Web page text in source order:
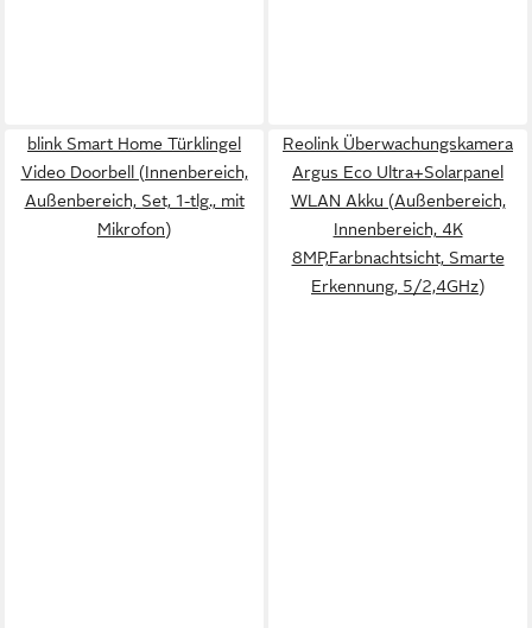
blink Smart Home Türklingel
Video Doorbell (Innenbereich,
Außenbereich, Set, 1-tlg., mit
Mikrofon)
Reolink Überwachungskamera
Argus Eco Ultra+Solarpanel
WLAN Akku (Außenbereich,
Innenbereich, 4K
8MP,Farbnachtsicht, Smarte
Erkennung, 5/2,4GHz)